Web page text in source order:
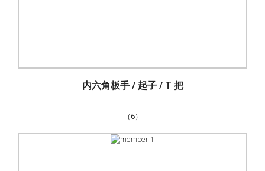
内六角板手 / 起子 / T 把
（6）